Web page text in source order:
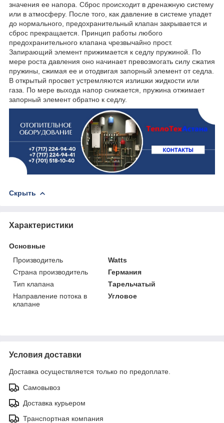
значения ее напора. Сброс происходит в дренажную систему
или в атмосферу. После того, как давление в системе упадет
до нормального, предохранительный клапан закрывается и
сброс прекращается. Принцип работы любого
предохранительного клапана чрезвычайно прост.
Запирающий элемент прижимается к седлу пружиной. По
мере роста давления оно начинает превозмогать силу сжатия
пружины, сжимая ее и отодвигая запорный элемент от седла.
В открытый просвет устремляются излишки жидкости или
газа. По мере выхода напор снижается, пружина отжимает
запорный элемент обратно к седлу.
Скрыть
Характеристики
Основные
Производитель
Watts
Страна производитель
Германия
Тип клапана
Тарельчатый
Направление потока в
клапане
Угловое
Условия доставки
Доставка осуществляется только по предоплате.
Самовывоз
Доставка курьером
Транспортная компания